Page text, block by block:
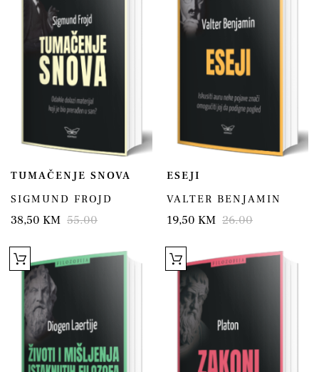
TUMAČENJE SNOVA
SIGMUND FROJD
38,50 KM 55.00
ESEJI
VALTER BENJAMIN
19,50 KM 26.00